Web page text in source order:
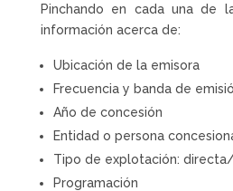
Pinchando en cada una de
información acerca de:
Ubicación de la emisora
Frecuencia y banda de
Año de concesión
Entidad o persona
Tipo de explotación:
Programación